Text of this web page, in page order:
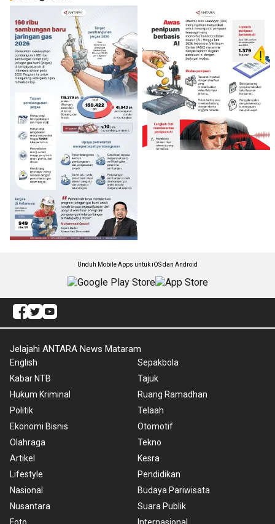
Unduh Mobile Apps untuk iOS dan Android
Jelajahi ANTARA News Mataram
English
Kabar NTB
Hukum Kriminal
Politik
Ekonomi Bisnis
Olahraga
Artikel
Lifestyle
Nasional
Nusantara
Sepakbola
Tajuk
Ruang Ramadhan
Telaah
Otomotif
Tekno
Kesra
Pendidikan
Budaya Pariwisata
Suara Publik